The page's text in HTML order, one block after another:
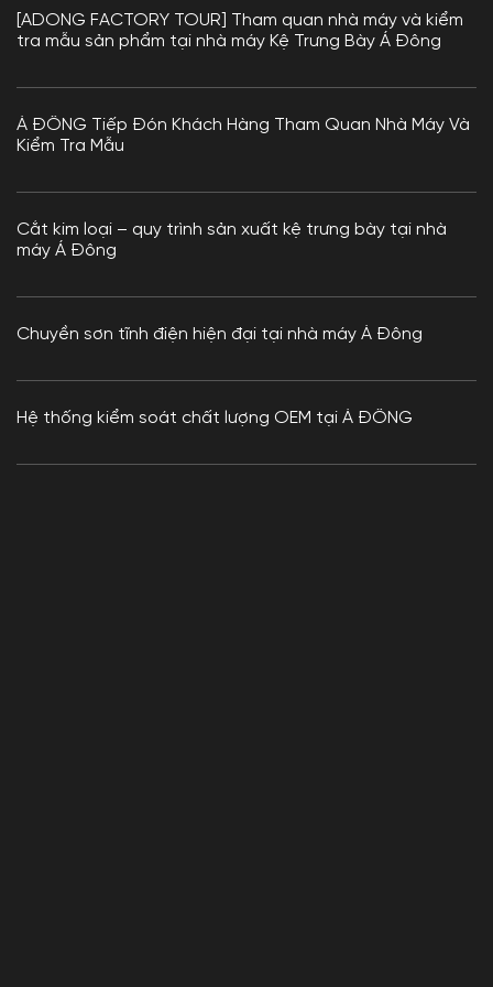
[ADONG FACTORY TOUR] Tham quan nhà máy và kiểm
tra mẫu sản phẩm tại nhà máy Kệ Trưng Bày Á Đông
Á ĐÔNG Tiếp Đón Khách Hàng Tham Quan Nhà Máy Và
Kiểm Tra Mẫu
Cắt kim loại – quy trình sản xuất kệ trưng bày tại nhà
máy Á Đông
Chuyền sơn tĩnh điện hiện đại tại nhà máy Á Đông
Hệ thống kiểm soát chất lượng OEM tại Á ĐÔNG